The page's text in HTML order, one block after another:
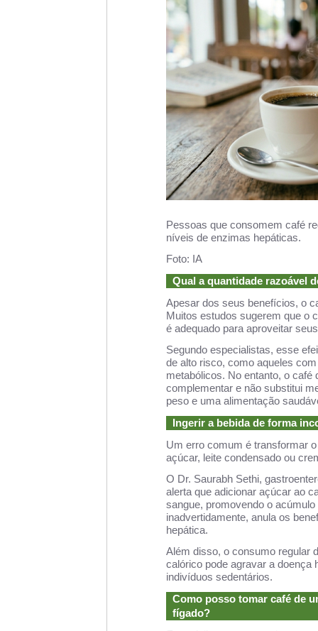
Pessoas que consomem café
níveis de enzimas hepáticas.
Foto: IA
Qual a quantidade razoável
Apesar dos seus benefícios, o
Muitos estudos sugerem que o
é adequado para aproveitar
Segundo especialistas, esse
de alto risco, como aqueles
metabólicos. No entanto, o café
complementar e não substitui
peso e uma alimentação
Ingerir a bebida de forma
Um erro comum é transformar
açúcar, leite condensado ou
O Dr. Saurabh Sethi,
alerta que adicionar açúcar ao
sangue, promovendo o
inadvertidamente, anula os
hepática.
Além disso, o consumo regular
calórico pode agravar a doença
indivíduos sedentários.
Como posso tomar café de
fígado?